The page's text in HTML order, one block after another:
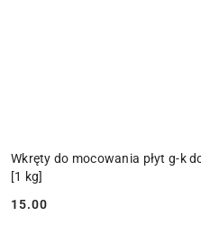
Wkręty do mocowania płyt g-k
[1 kg]
Cena:
15.00